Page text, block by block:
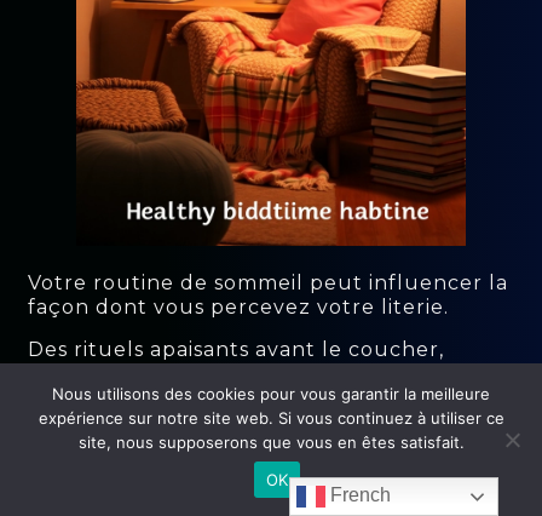
Votre routine de sommeil peut influencer la
façon dont vous percevez votre literie.
Des rituels apaisants avant le coucher,
vous aider à vous endormir plus facilement
et à apprécier le confort de votre lit.
Créer une routine cohérente aide
également à signaler à votre corps qu’il est
French
Nous utilisons des cookies pour vous garantir la meilleure
expérience sur notre site web. Si vous continuez à utiliser ce
site, nous supposerons que vous en êtes satisfait.
OK